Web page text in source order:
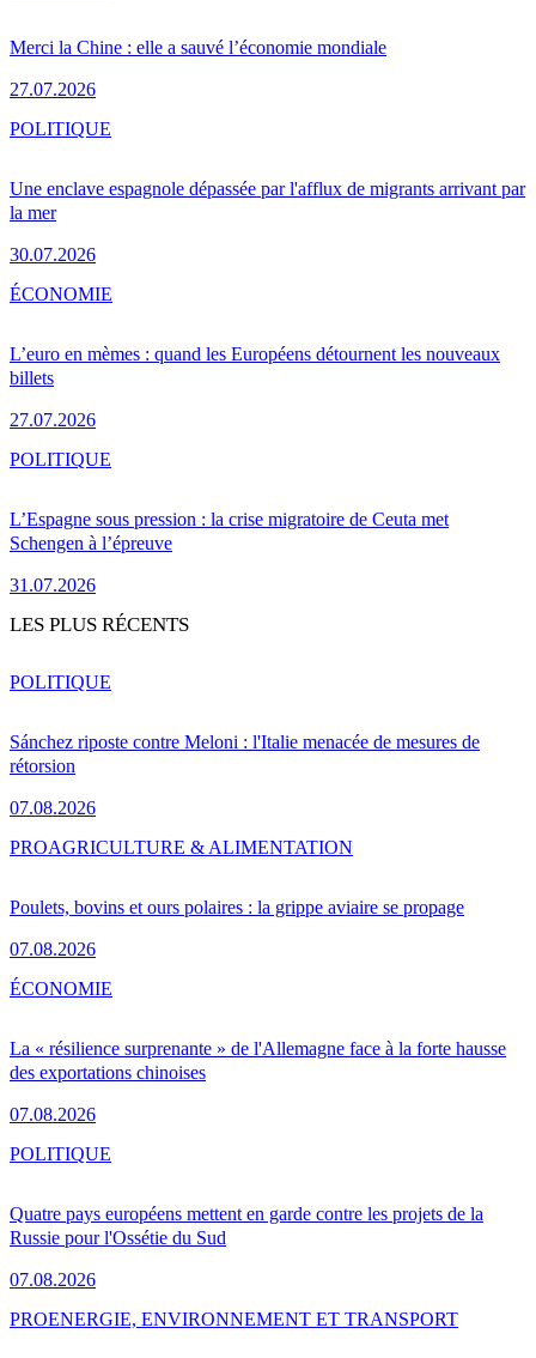
Merci la Chine : elle a sauvé l’économie mondiale
27.07.2026
Une enclave espagnole dépassée par l'afflux de migrants arrivant par
la mer
30.07.2026
POLITIQUE
L’euro en mèmes : quand les Européens détournent les nouveaux
billets
27.07.2026
ÉCONOMIE
L’Espagne sous pression : la crise migratoire de Ceuta met
Schengen à l’épreuve
31.07.2026
POLITIQUE
LES PLUS RÉCENTS
Sánchez riposte contre Meloni : l'Italie menacée de mesures de
rétorsion
07.08.2026
POLITIQUE
Poulets, bovins et ours polaires : la grippe aviaire se propage
07.08.2026
PROAGRICULTURE & ALIMENTATION
La « résilience surprenante » de l'Allemagne face à la forte hausse
des exportations chinoises
07.08.2026
ÉCONOMIE
Quatre pays européens mettent en garde contre les projets de la
Russie pour l'Ossétie du Sud
07.08.2026
POLITIQUE
PROENERGIE, ENVIRONNEMENT ET TRANSPORT